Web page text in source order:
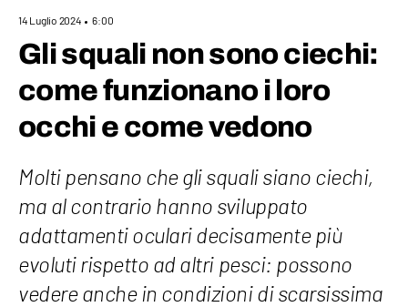
14 Luglio 2024 6:00
Gli squali non sono ciechi:
come funzionano i loro
occhi e come vedono
Molti pensano che gli squali siano ciechi,
ma al contrario hanno sviluppato
adattamenti oculari decisamente più
evoluti rispetto ad altri pesci: possono
vedere anche in condizioni di scarsissima